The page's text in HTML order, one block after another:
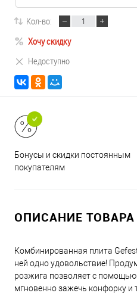
Кол-во:
Хочу скидку
Недоступно
Бонусы и скидки постоянным
покупателям
ОПИСАНИЕ ТОВАРА
Комбинированная плита
ней одно удовольствие!
розжига позволяет с
мгновенно зажечь конфорку и